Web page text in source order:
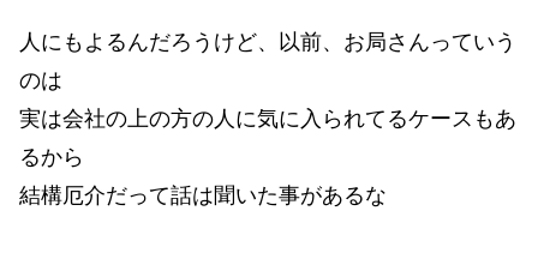
人にもよるんだろうけど、以前、お局さんっていう
のは
実は会社の上の方の人に気に入られてるケースもあ
るから
結構厄介だって話は聞いた事があるな